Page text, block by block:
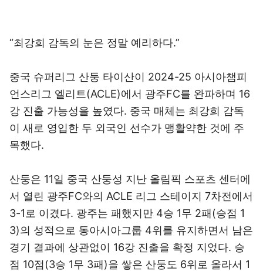
“최강희 감독의 눈은 정말 예리하다.”
중국 슈퍼리그 산둥 타이산이 2024-25 아시아챔피
언스리그 엘리트(ACLE)에서 광주FC를 완파하며 16
강 진출 가능성을 높였다. 중국 매체는 최강희 감독
이 새로 영입한 두 외국인 선수가 맹활약한 것에 주
목했다.
산둥은 11일 중국 산둥성 지난 올림픽 스포츠 센터에
서 열린 광주FC와의 ACLE 리그 스테이지 7차전에서
3-1로 이겼다. 광주는 패했지만 4승 1무 2패(승점 1
3)의 성적으로 동아시아그룹 4위를 유지하면서 남은
경기 결과에 상관없이 16강 진출을 확정 지었다. 승
점 10점(3승 1무 3패)을 쌓은 산둥도 6위로 올라서 1